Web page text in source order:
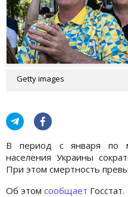
Getty images
В период с января по
населения Украины
При этом смертность
Об этом сообщает Госстат.